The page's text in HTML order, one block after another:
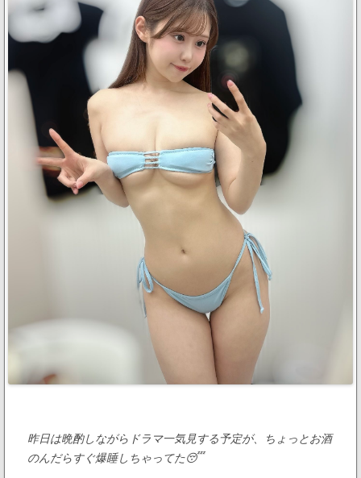
昨日は晩酌しながらドラマ一気見する予定が、ちょっとお酒
のんだらすぐ爆睡しちゃってた😴